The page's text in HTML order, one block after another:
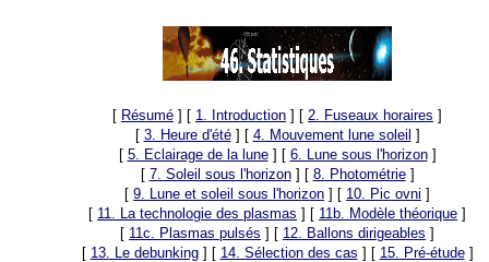
[ Résumé ] [ 1. Introduction ] [ 2. Fuseaux horaires ]
[ 3. Heure d'été] [ 4. Mouvement lune soleil ]
[ 5. Eclairage de la lune] [ 6. Lune sous l'horizon]
[ 7. Soleil sous l'horizon] [ 8. Photométrie]
[ 9. Lune et soleil sous l'horizon ] [ 10. Pic ovni ]
[ 11. La technologie des plasmas ] [ 11b. Modèle théorique ]
[ 11c. Plasmas pulsés ] [ 12. Ballons dirigeables ]
[ 13. Le debunking] [ 14. Sélection des cas ] [ 15. Pré-étude]